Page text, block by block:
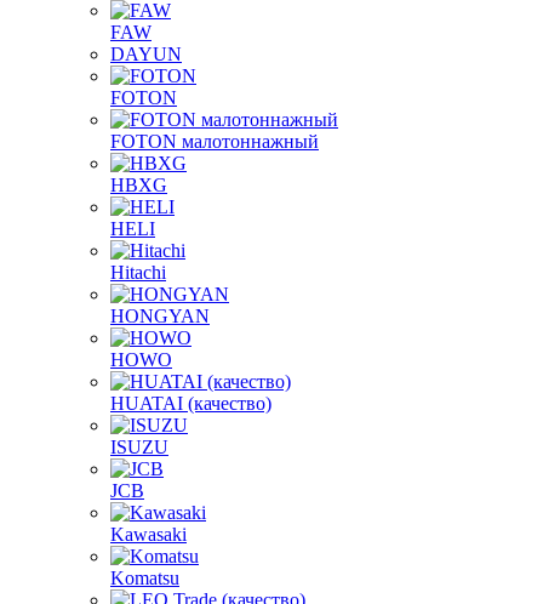
FAW
DAYUN
FOTON
FOTON малотоннажный
HBXG
HELI
Hitachi
HONGYAN
HOWO
HUATAI (качество)
ISUZU
JCB
Kawasaki
Komatsu